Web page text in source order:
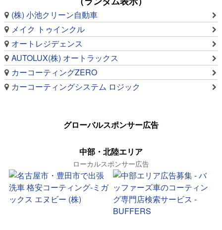
(株) 小池クリーン自動車
メイク トゥインクル
オートレジデェンス
AUTOLUX(株) オートラックス
カーコーティングZERO
カーコーティングシステム ロジック
グローバルスポンサー広告
中部・北陸エリア
ローカルスポンサー広告